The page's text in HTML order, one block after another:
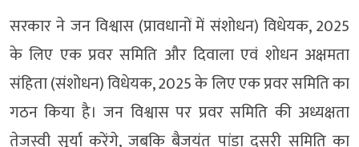
सरकार ने जन विश्वास (प्रावधानों में संशोधन) विधेयक, 2025
के लिए एक प्रवर समिति और दिवाला एवं शोधन अक्षमता
संहिता (संशोधन) विधेयक, 2025 के लिए एक प्रवर समिति का
गठन किया है। जन विश्वास पर प्रवर समिति की अध्यक्षता
तेजस्वी सूर्या करेंगे, जबकि बैजयंत पांडा दूसरी समिति का